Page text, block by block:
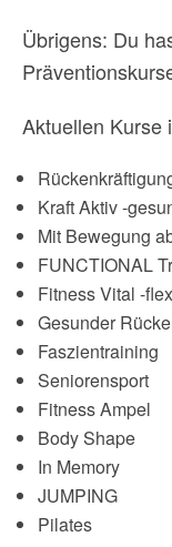
Übrigens: Du
Aktuellen Kurse
Kraft Aktiv -
Mit Bewegung
FUNCTIONAL
Fitness Vital -
Gesunder
Faszientraining
Seniorensport
Fitness Ampel
Body Shape
In Memory
JUMPING
Pilates